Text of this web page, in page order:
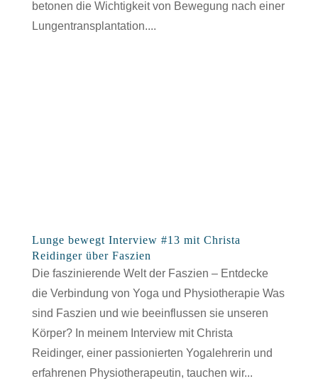
betonen die Wichtigkeit von Bewegung nach einer
Lungentransplantation....
Lunge bewegt Interview #13 mit Christa
Reidinger über Faszien
Die faszinierende Welt der Faszien – Entdecke
die Verbindung von Yoga und Physiotherapie Was
sind Faszien und wie beeinflussen sie unseren
Körper? In meinem Interview mit Christa
Reidinger, einer passionierten Yogalehrerin und
erfahrenen Physiotherapeutin, tauchen wir...